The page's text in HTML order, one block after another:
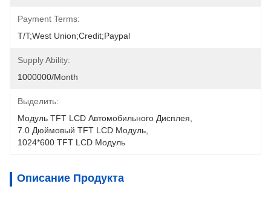
Payment Terms:
T/T;West Union;Credit;Paypal
Supply Ability:
1000000/month
Выделить:
Модуль TFT LCD Автомобильного Дисплея
7.0 Дюймовый TFT LCD Модуль
1024*600 TFT LCD Модуль
Описание Продукта